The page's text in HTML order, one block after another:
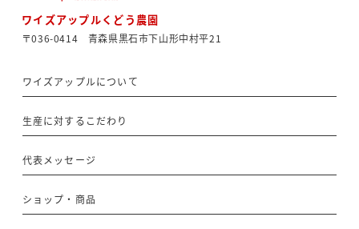
ワイズアップルくどう農園
〒036-0414 青森県黒石市下山形中村平21
ワイズアップルについて
生産に対するこだわり
代表メッセージ
ショップ・商品